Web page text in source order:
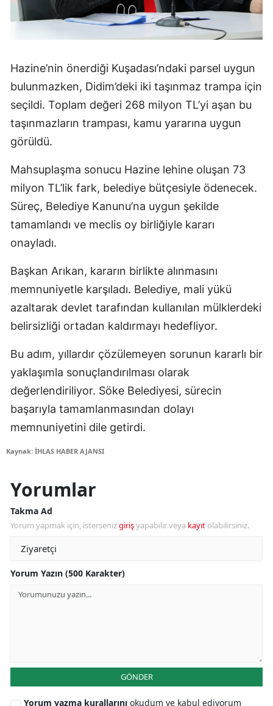
Hazine’nin önerdiği Kuşadası’ndaki parsel uygun
bulunmazken, Didim’deki iki taşınmaz trampa için
seçildi. Toplam değeri 268 milyon TL’yi aşan bu
taşınmazların trampası, kamu yararına uygun
görüldü.
Mahsuplaşma sonucu Hazine lehine oluşan 73
milyon TL’lik fark, belediye bütçesiyle ödenecek.
Süreç, Belediye Kanunu’na uygun şekilde
tamamlandı ve meclis oy birliğiyle kararı
onayladı.
Başkan Arıkan, kararın birlikte alınmasını
memnuniyetle karşıladı. Belediye, mali yükü
azaltarak devlet tarafından kullanılan mülklerdeki
belirsizliği ortadan kaldırmayı hedefliyor.
Bu adım, yıllardır çözülemeyen sorunun kararlı bir
yaklaşımla sonuçlandırılması olarak
değerlendiriliyor. Söke Belediyesi, sürecin
başarıyla tamamlanmasından dolayı
memnuniyetini dile getirdi.
Kaynak: İHLAS HABER AJANSI
Yorumlar
Takma Ad
Yorum yapmak için, istersenizgirişyapabilir veya kayıt olabilirsiniz.
Yorum Yazın (500 Karakter)
GÖNDER
Yorum yazma kurallarını okudum ve kabul ediyorum